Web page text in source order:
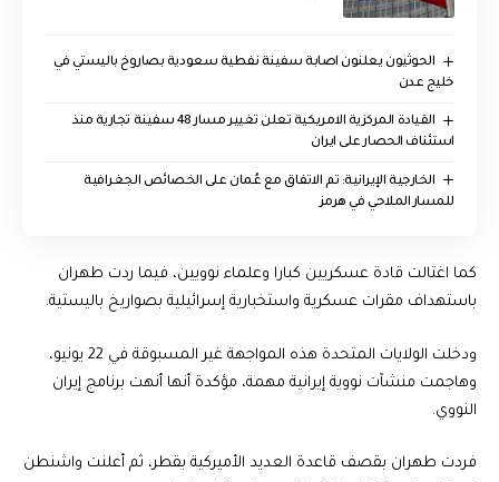
الحوثيون يعلنون اصابة سفينة نفطية سعودية بصاروخ باليستي في
خليج عدن
القيادة المركزية الامريكية تعلن تغيير مسار 48 سفينة تجارية منذ
استئناف الحصار على ايران
‏الخارجية الإيرانية: تم الاتفاق مع عُمان على الخصائص الجغرافية
للمسار الملاحي في هرمز
كما اغتالت قادة عسكريين كبارا وعلماء نوويين، فيما ردت طهران
باستهداف مقرات عسكرية واستخبارية إسرائيلية بصواريخ باليستية.
ودخلت الولايات المتحدة هذه المواجهة غير المسبوقة في 22 يونيو،
وهاجمت منشآت نووية إيرانية مهمة، مؤكدة أنها أنهت برنامج إيران
النووي.
فردت طهران بقصف قاعدة العديد الأميركية بقطر، ثم أعلنت واشنطن